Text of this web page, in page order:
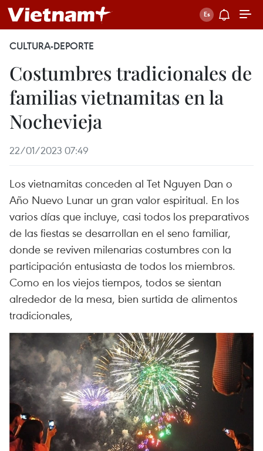
CULTURA-DEPORTE
Costumbres tradicionales de
familias vietnamitas en la
Nochevieja
22/01/2023 07:49
Los vietnamitas conceden al Tet Nguyen Dan o
Año Nuevo Lunar un gran valor espiritual. En los
varios días que incluye, casi todos los preparativos
de las fiestas se desarrollan en el seno familiar,
donde se reviven milenarias costumbres con la
participación entusiasta de todos los miembros.
Como en los viejos tiempos, todos se sientan
alrededor de la mesa, bien surtida de alimentos
tradicionales,